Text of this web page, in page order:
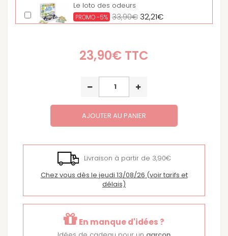
Le loto des odeurs
PROMO -5% 33,90€ 32,21€
PROMO -5% 20,50€19,48€
23,90€ TTC
AJOUTER AU PANIER
Livraison à partir de 3,90€
Chez vous dès le jeudi 13/08/26 (voir tarifs et
délais)
En manque d'idées ?